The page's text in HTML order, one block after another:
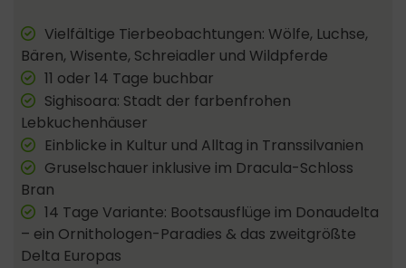
Vielfältige Tierbeobachtungen: Wölfe, Luchse,
Bären, Wisente, Schreiadler und Wildpferde
11 oder 14 Tage buchbar
Sighisoara: Stadt der farbenfrohen
Lebkuchenhäuser
Einblicke in Kultur und Alltag in Transsilvanien
Gruselschauer inklusive im Dracula-Schloss
Bran
14 Tage Variante: Bootsausflüge im Donaudelta
– ein Ornithologen-Paradies & das zweitgrößte
Delta Europas